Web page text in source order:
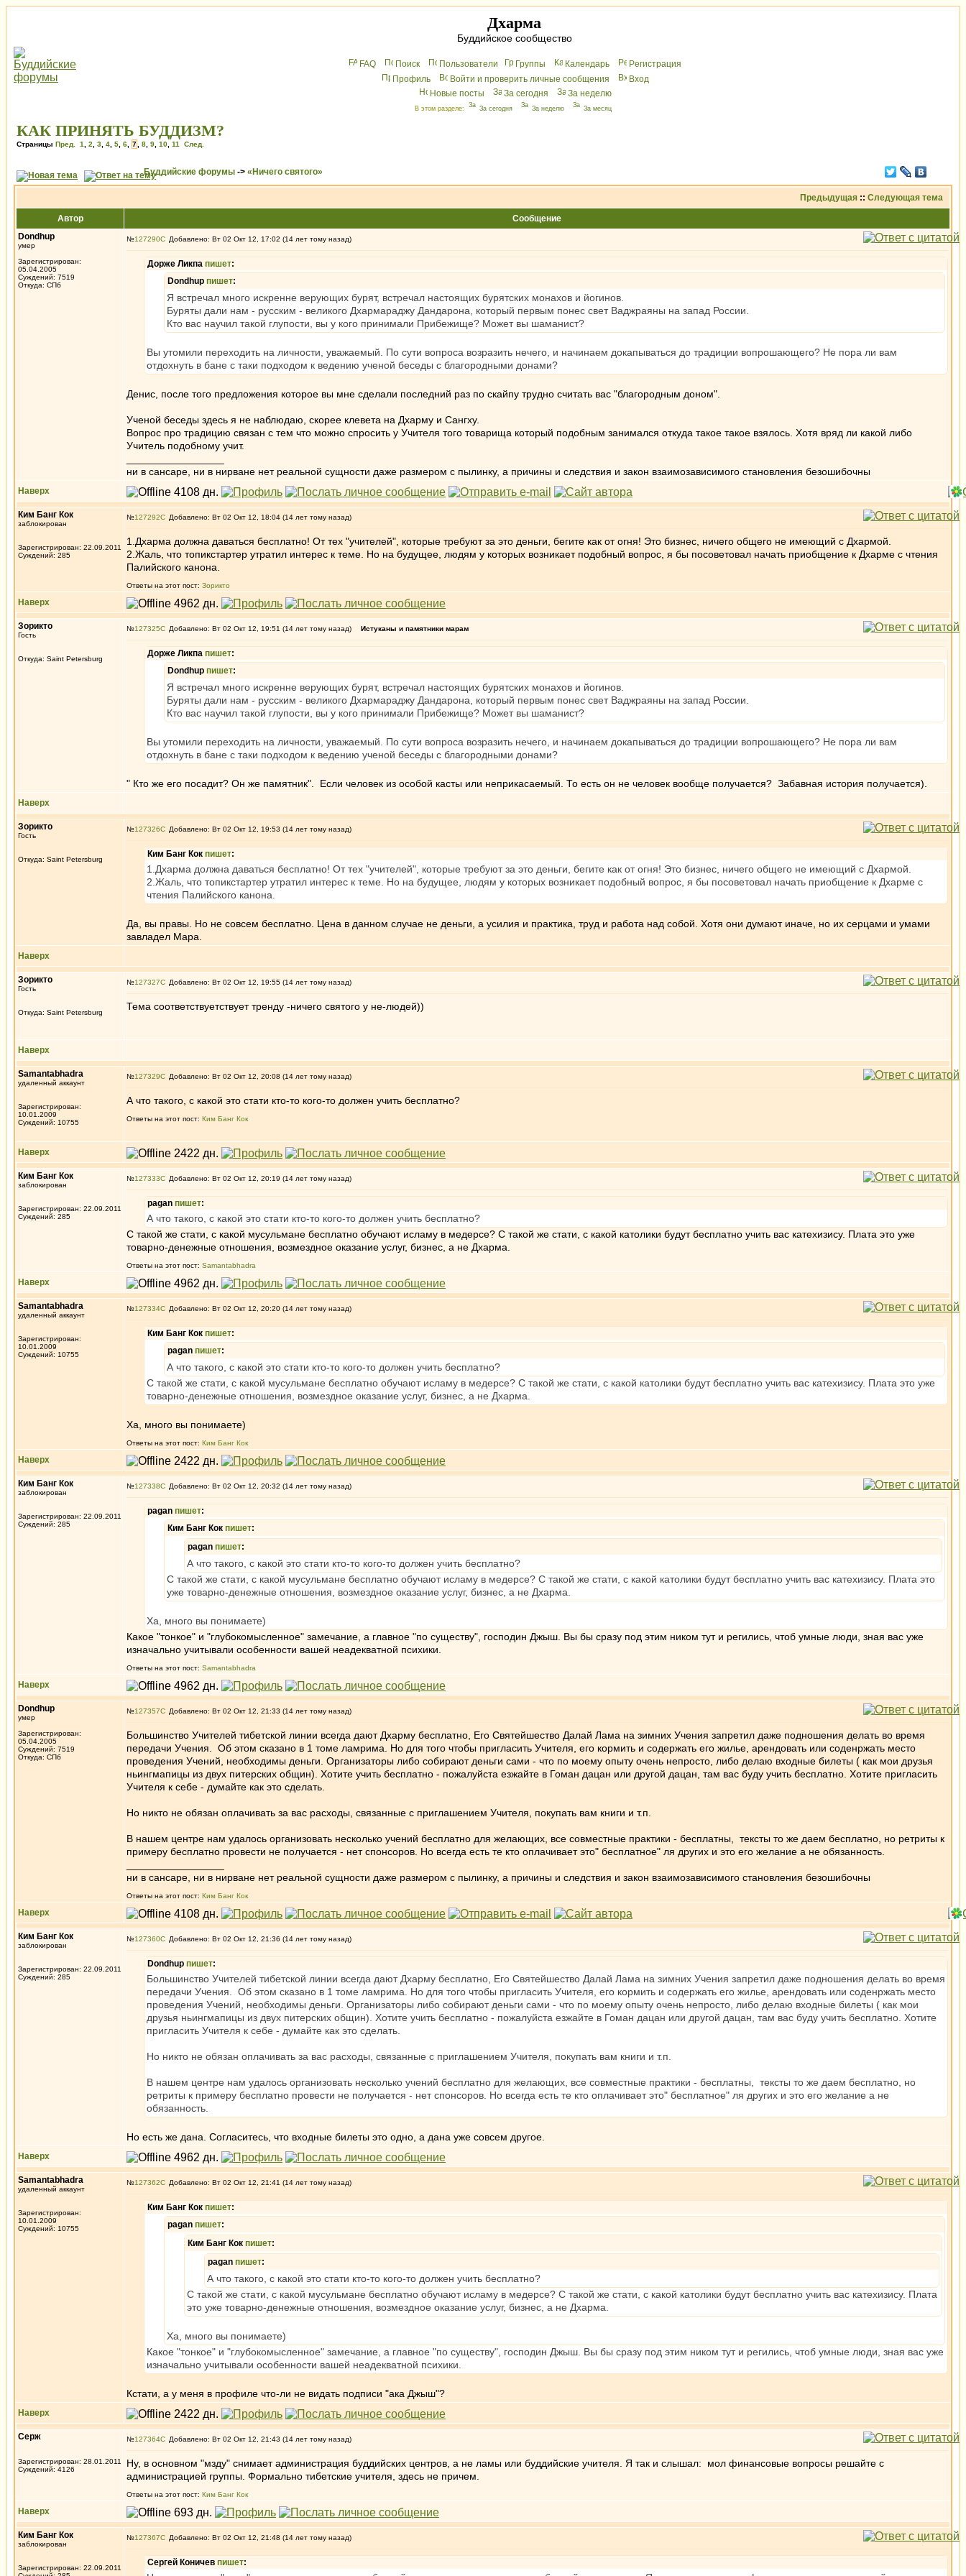
Дхарма
Буддийское сообщество
FAQ Поиск Пользователи Группы Календарь
Peгиcтрaция
Профиль
Войти и проверить личные сообщения
Вхoд
Новые посты
За сегодня За неделю
В этом разделе: За сегодня За неделю За месяц
КАК ПРИНЯТЬ БУДДИЗМ?
Страницы Пред. 1 2 3 4 5 6 7 8 9 10 11 След.
Буддийские форумы -> «Ничего святого»
Предыдущая :: Следующая тема
Автор
Сообщение
Dondhup
умер
Зарегистрирован:
05.04.2005
Суждений: 7519
Откуда: СПб
№127290 Добавлено: Вт 02 Окт 12, 17:02 (14 лет тому назад)
Дорже Ликпа пишет:
Dondhup пишет:
Я встречал много искренне верующих бурят, встречал настоящих бурятских монахов и йогинов.
Буряты дали нам - русским - великого Дхармараджу Дандарона, который первым понес свет Ваджраяны на запад России.
Кто вас научил такой глупости, вы у кого принимали Прибежище? Может вы шаманист?
Вы утомили переходить на личности, уважаемый. По сути вопроса возразить нечего, и начинаем докапываться до традиции вопрошающего? Не пора ли вам
отдохнуть в бане с таки подходом к ведению ученой беседы с благородными донами?
Денис, после того предложения которое вы мне сделали последний раз по скайпу трудно считать вас "благородным доном".
Ученой беседы здесь я не наблюдаю, скорее клевета на Дхарму и Сангху.
Вопрос про традицию связан с тем что можно спросить у Учителя того товарища который подобным занимался откуда такое такое взялось. Хотя вряд ли какой либо
Учитель подобному учит.
ни в сансаре, ни в нирване нет реальной сущности даже размером с пылинку, а причины и следствия и закон взаимозависимого становления безошибочны
Наверх
Ким Банг Кок
заблокирован
Зарегистрирован: 22.09.2011
Суждений: 285
№127292 Добавлено: Вт 02 Окт 12, 18:04 (14 лет тому назад)
1.Дхарма должна даваться бесплатно! От тех "учителей", которые требуют за это деньги, бегите как от огня! Это бизнес, ничего общего не имеющий с Дхармой.
2.Жаль, что топикстартер утратил интерес к теме. Но на будущее, людям у которых возникает подобный вопрос, я бы посоветовал начать приобщение к Дхарме с чтения
Палийского канона.
Ответы на этот пост: Зорикто
Наверх
Зорикто
Гость
Откуда: Saint Petersburg
№127325 Добавлено: Вт 02 Окт 12, 19:51 (14 лет тому назад) Истуканы и памятники марам
Дорже Ликпа пишет:
Dondhup пишет:
Я встречал много искренне верующих бурят, встречал настоящих бурятских монахов и йогинов.
Буряты дали нам - русским - великого Дхармараджу Дандарона, который первым понес свет Ваджраяны на запад России.
Кто вас научил такой глупости, вы у кого принимали Прибежище? Может вы шаманист?
Вы утомили переходить на личности, уважаемый. По сути вопроса возразить нечего, и начинаем докапываться до традиции вопрошающего? Не пора ли вам
отдохнуть в бане с таки подходом к ведению ученой беседы с благородными донами?
" Кто же его посадит? Он же памятник". Если человек из особой касты или неприкасаемый. То есть он не человек вообще получается? Забавная история получается).
Наверх
Зорикто
Гость
Откуда: Saint Petersburg
№127326 Добавлено: Вт 02 Окт 12, 19:53 (14 лет тому назад)
Ким Банг Кок пишет:
1.Дхарма должна даваться бесплатно! От тех "учителей", которые требуют за это деньги, бегите как от огня! Это бизнес, ничего общего не имеющий с Дхармой.
2.Жаль, что топикстартер утратил интерес к теме. Но на будущее, людям у которых возникает подобный вопрос, я бы посоветовал начать приобщение к Дхарме с
чтения Палийского канона.
Да, вы правы. Но не совсем бесплатно. Цена в данном случае не деньги, а усилия и практика, труд и работа над собой. Хотя они думают иначе, но их серцами и умами
завладел Мара.
Наверх
Зорикто
Гость
Откуда: Saint Petersburg
№127327 Добавлено: Вт 02 Окт 12, 19:55 (14 лет тому назад)
Тема соответствуетствует тренду -ничего святого у не-людей))
Наверх
Samantabhadra
удаленный аккаунт
Зарегистрирован:
10.01.2009
Суждений: 10755
№127329 Добавлено: Вт 02 Окт 12, 20:08 (14 лет тому назад)
А что такого, с какой это стати кто-то кого-то должен учить бесплатно?
Ответы на этот пост: Ким Банг Кок
Наверх
Ким Банг Кок
заблокирован
Зарегистрирован: 22.09.2011
Суждений: 285
№127333 Добавлено: Вт 02 Окт 12, 20:19 (14 лет тому назад)
pagan пишет:
А что такого, с какой это стати кто-то кого-то должен учить бесплатно?
С такой же стати, с какой мусульмане бесплатно обучают исламу в медерсе? С такой же стати, с какой католики будут бесплатно учить вас катехизису. Плата это уже
товарно-денежные отношения, возмездное оказание услуг, бизнес, а не Дхарма.
Ответы на этот пост: Samantabhadra
Наверх
Samantabhadra
удаленный аккаунт
Зарегистрирован:
10.01.2009
Суждений: 10755
№127334 Добавлено: Вт 02 Окт 12, 20:20 (14 лет тому назад)
Ким Банг Кок пишет:
pagan пишет:
А что такого, с какой это стати кто-то кого-то должен учить бесплатно?
С такой же стати, с какой мусульмане бесплатно обучают исламу в медерсе? С такой же стати, с какой католики будут бесплатно учить вас катехизису. Плата это уже
товарно-денежные отношения, возмездное оказание услуг, бизнес, а не Дхарма.
Ха, много вы понимаете)
Ответы на этот пост: Ким Банг Кок
Наверх
Ким Банг Кок
заблокирован
Зарегистрирован: 22.09.2011
Суждений: 285
№127338 Добавлено: Вт 02 Окт 12, 20:32 (14 лет тому назад)
pagan пишет:
Ким Банг Кок пишет:
pagan пишет:
А что такого, с какой это стати кто-то кого-то должен учить бесплатно?
С такой же стати, с какой мусульмане бесплатно обучают исламу в медерсе? С такой же стати, с какой католики будут бесплатно учить вас катехизису. Плата это
уже товарно-денежные отношения, возмездное оказание услуг, бизнес, а не Дхарма.
Ха, много вы понимаете)
Какое "тонкое" и "глубокомысленное" замечание, а главное "по существу", господин Джыш. Вы бы сразу под этим ником тут и регились, чтоб умные люди, зная вас уже
изначально учитывали особенности вашей неадекватной психики.
Ответы на этот пост: Samantabhadra
Наверх
Dondhup
умер
Зарегистрирован:
05.04.2005
Суждений: 7519
Откуда: СПб
№127357 Добавлено: Вт 02 Окт 12, 21:33 (14 лет тому назад)
Большинство Учителей тибетской линии всегда дают Дхарму бесплатно, Его Святейшество Далай Лама на зимних Учения запретил даже подношения делать во время
передачи Учения. Об этом сказано в 1 томе ламрима. Но для того чтобы пригласить Учителя, его кормить и содержать его жилье, арендовать или соденржать место
проведения Учений, необходимы деньги. Организаторы либо собирают деньги сами - что по моему опыту очень непросто, либо делаю входные билеты ( как мои друзья
ньингмапицы из двух питерских общин). Хотите учить бесплатно - пожалуйста езжайте в Гоман дацан или другой дацан, там вас буду учить бесплатно. Хотите пригласить
Учителя к себе - думайте как это сделать.
Но никто не обязан оплачивать за вас расходы, связанные с приглашением Учителя, покупать вам книги и т.п.
В нашем центре нам удалось организовать несколько учений бесплатно для желающих, все совместные практики - бесплатны, тексты то же даем бесплатно, но ретриты к
примеру бесплатно провести не получается - нет спонсоров. Но всегда есть те кто оплачивает это" бесплатное" ля других и это его желание а не обязанность.
ни в сансаре, ни в нирване нет реальной сущности даже размером с пылинку, а причины и следствия и закон взаимозависимого становления безошибочны
Ответы на этот пост: Ким Банг Кок
Наверх
Ким Банг Кок
заблокирован
Зарегистрирован: 22.09.2011
Суждений: 285
№127360 Добавлено: Вт 02 Окт 12, 21:36 (14 лет тому назад)
Dondhup пишет:
Большинство Учителей тибетской линии всегда дают Дхарму бесплатно, Его Святейшество Далай Лама на зимних Учения запретил даже подношения делать во время
передачи Учения. Об этом сказано в 1 томе ламрима. Но для того чтобы пригласить Учителя, его кормить и содержать его жилье, арендовать или соденржать место
проведения Учений, необходимы деньги. Организаторы либо собирают деньги сами - что по моему опыту очень непросто, либо делаю входные билеты ( как мои
друзья ньингмапицы из двух питерских общин). Хотите учить бесплатно - пожалуйста езжайте в Гоман дацан или другой дацан, там вас буду учить бесплатно. Хотите
пригласить Учителя к себе - думайте как это сделать.
Но никто не обязан оплачивать за вас расходы, связанные с приглашением Учителя, покупать вам книги и т.п.
В нашем центре нам удалось организовать несколько учений бесплатно для желающих, все совместные практики - бесплатны, тексты то же даем бесплатно, но
ретриты к примеру бесплатно провести не получается - нет спонсоров. Но всегда есть те кто оплачивает это" бесплатное" ля других и это его желание а не
обязанность.
Но есть же дана. Согласитесь, что входные билеты это одно, а дана уже совсем другое.
Наверх
Samantabhadra
удаленный аккаунт
Зарегистрирован:
10.01.2009
Суждений: 10755
№127362 Добавлено: Вт 02 Окт 12, 21:41 (14 лет тому назад)
Ким Банг Кок пишет:
pagan пишет:
Ким Банг Кок пишет:
pagan пишет:
А что такого, с какой это стати кто-то кого-то должен учить бесплатно?
С такой же стати, с какой мусульмане бесплатно обучают исламу в медерсе? С такой же стати, с какой католики будут бесплатно учить вас катехизису. Плата
это уже товарно-денежные отношения, возмездное оказание услуг, бизнес, а не Дхарма.
Ха, много вы понимаете)
Какое "тонкое" и "глубокомысленное" замечание, а главное "по существу", господин Джыш. Вы бы сразу под этим ником тут и регились, чтоб умные люди, зная вас уже
изначально учитывали особенности вашей неадекватной психики.
Кстати, а у меня в профиле что-ли не видать подписи "ака Джыш"?
Наверх
Серж
Зарегистрирован: 28.01.2011
Суждений: 4126
№127364 Добавлено: Вт 02 Окт 12, 21:43 (14 лет тому назад)
Ну, в основном "мзду" снимает администрация буддийских центров, а не ламы или буддийские учителя. Я так и слышал: мол финансовые вопросы решайте с
администрацией группы. Формально тибетские учителя, здесь не причем.
Ответы на этот пост: Ким Банг Кок
Наверх
Ким Банг Кок
заблокирован
Зарегистрирован: 22.09.2011
№127367 Добавлено: Вт 02 Окт 12, 21:48 (14 лет тому назад)
Сергей Коничев пишет: